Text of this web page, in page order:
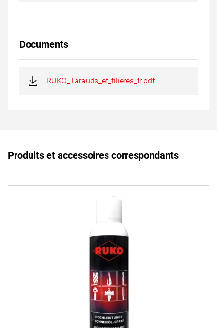
Documents
RUKO_Tarauds_et_filieres_fr.pdf
Produits et accessoires correspondants